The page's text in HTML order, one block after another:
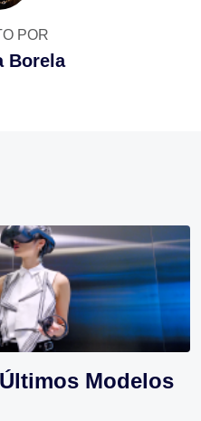
POR
Borela
Modelos